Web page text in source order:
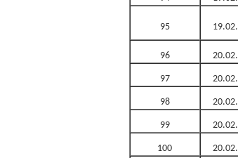
95
96
97
98
99
100